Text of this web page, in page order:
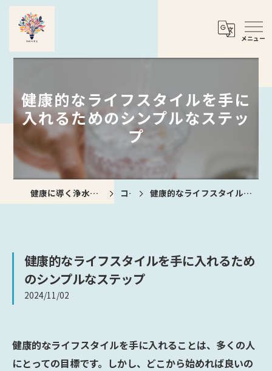
健康的なライフスタイルを手に
入れるためのシンプルなステッ
プ
健康に導く浄水器なら合同会社Theべすと コラム 健康的なライフスタイルを手に入れるためのシンプルなステップ
健康的なライフスタイルを手に入れるため
のシンプルなステップ
2024/11/02
健康的なライフスタイルを手に入れることは、多くの人
にとっての目標です。しかし、どこから始めれば良いの